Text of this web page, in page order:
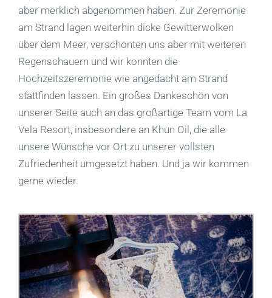
aber merklich abgenommen haben. Zur Zeremonie
am Strand lagen weiterhin dicke Gewitterwolken
über dem Meer, verschonten uns aber mit weiteren
Regenschauern und wir konnten die
Hochzeitszeremonie wie angedacht am Strand
stattfinden lassen. Ein großes Dankeschön von
unserer Seite auch an das großartige Team vom La
Vela Resort, insbesondere an Khun Oil, die alle
unsere Wünsche vor Ort zu unserer vollsten
Zufriedenheit umgesetzt haben. Und ja wir kommen
gerne wieder.